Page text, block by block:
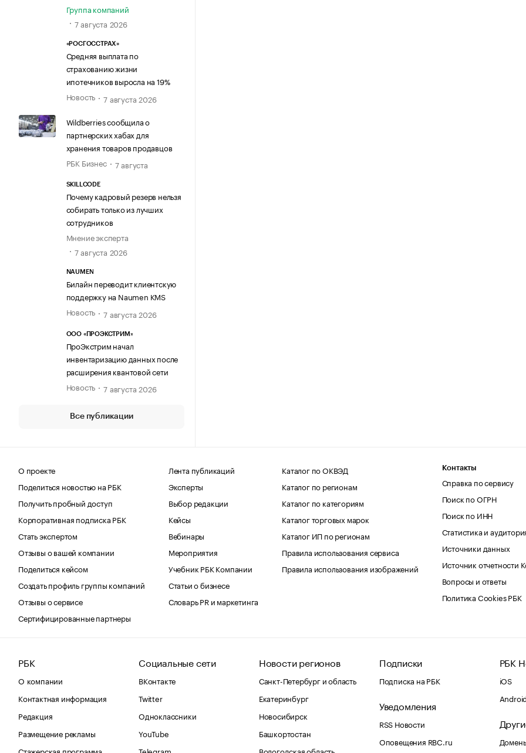
Группа компаний
7 августа 2026
«РОСГОССТРАХ»
Средняя выплата по
страхованию жизни
ипотечников выросла на 19%
Новость
7 августа 2026
Wildberries сообщила о
партнерских хабах для
хранения товаров продавцов
РБК Бизнес
7 августа
SKILLCODE
Почему кадровый резерв нельзя
собирать только из лучших
сотрудников
Мнение эксперта
7 августа 2026
NAUMEN
Билайн переводит клиентскую
поддержку на Naumen KMS
Новость
7 августа 2026
ООО «ПРОЭКСТРИМ»
ПроЭкстрим начал
инвентаризацию данных после
расширения квантовой сети
Новость
7 августа 2026
Все публикации
О проекте
Поделиться новостью на РБК
Получить пробный доступ
Корпоративная подписка РБК
Стать экспертом
Отзывы о вашей компании
Поделиться кейсом
Создать профиль группы компаний
Отзывы о сервисе
Сертифицированные партнеры
Лента публикаций
Эксперты
Выбор редакции
Кейсы
Вебинары
Мероприятия
Учебник РБК Компании
Статьи о бизнесе
Словарь PR и маркетинга
Каталог по ОКВЭД
Каталог по регионам
Каталог по категориям
Каталог торговых марок
Каталог ИП по регионам
Правила использования сервиса
Правила использования изображений
Контакты
Справка по сервису
Поиск по ОГРН
Поиск по ИНН
Статистика и
Источники данных
Источник отчетности
Вопросы и ответы
Политика Cookies РБК
РБК
О компании
Контактная информация
Редакция
Размещение рекламы
Стажерская программа
Социальные сети
ВКонтакте
Twitter
Одноклассники
YouTube
Telegram
Новости регионов
Санкт-Петербург и область
Екатеринбург
Новосибирск
Башкортостан
Вологодская область
Подписки
Подписка на РБК
Уведомления
RSS Новости
Оповещения RBC.ru
РБК
iOS